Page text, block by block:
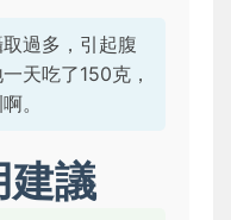
過多，引起腹
天吃了150克，
。
建議